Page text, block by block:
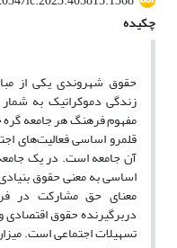
چکیده
حقوق شهروندی یکی از
زندگی دموکراتیک به
مفهوم فرهنگ هر جامعه
قلمرو اساسی فعالیت‌های
آن جامعه است. در یک
اساسی به معنی حقوق
معنای حق مشارکت در
دربرگیرنده حقوق اقتصادی
تسهیلات اجتماعی است.